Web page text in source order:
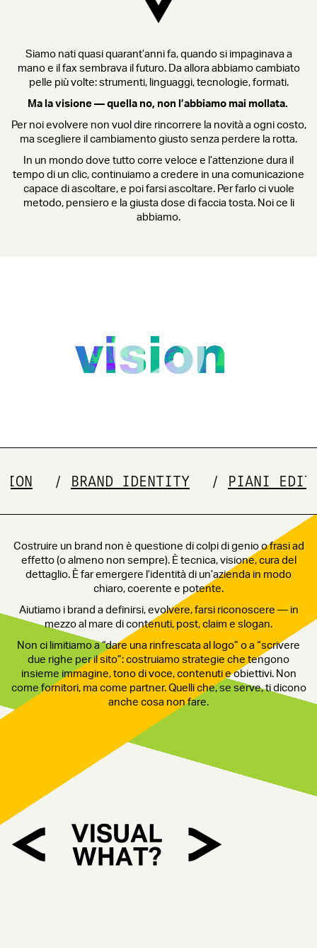
Siamo nati quasi quarant’anni fa, quando si impaginava a
mano e il fax sembrava il futuro. Da allora abbiamo cambiato
pelle più volte: strumenti, linguaggi, tecnologie, formati.
Ma la visione — quella no, non l’abbiamo mai mollata.
Per noi evolvere non vuol dire rincorrere la novità a ogni costo,
ma scegliere il cambiamento giusto senza perdere la rotta.
In un mondo dove tutto corre veloce e l’attenzione dura il
tempo di un clic, continuiamo a credere in una comunicazione
capace di ascoltare, e poi farsi ascoltare. Per farlo ci vuole
metodo, pensiero e la giusta dose di faccia tosta. Noi ce li
abbiamo.
PIANI
BRAND IDENTITY
Costruire un brand non è questione di colpi di genio o frasi ad
effetto (o almeno non sempre). È tecnica, visione, cura del
dettaglio. È far emergere l’identità di un’azienda in modo
chiaro, coerente e potente.
Aiutiamo i brand a definirsi, evolvere, farsi riconoscere — in
mezzo al mare di contenuti, post, claim e slogan.
Non ci limitiamo a “dare una rinfrescata al logo” o a “scrivere
due righe per il sito”: costruiamo strategie che tengono
insieme immagine, tono di voce, contenuti e obiettivi. Non
come fornitori, ma come partner. Quelli che, se serve, ti dicono
anche cosa non fare.